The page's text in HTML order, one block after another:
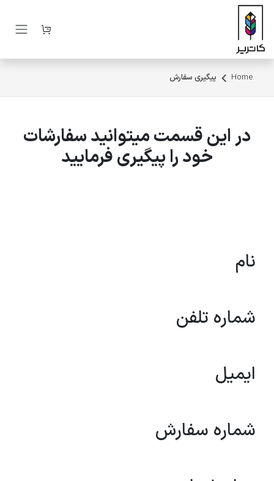
صرف نظر و مشاهده محتوا
Home پیگیری سفارش
در این قسمت میتوانید سفارشات
خود را پیگیری فرمایید
نام
شماره تلفن
ایمیل
شماره سفارش